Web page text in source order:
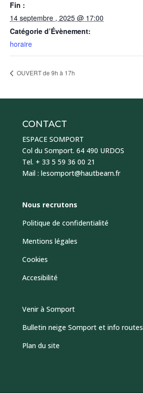
Fin :
14 septembre , 2025 @ 17:00
Catégorie d’Évènement:
horaire
OUVERT de 9h à 17h
CONTACT
ESPACE SOMPORT
Col du Somport. 64 490 URDOS
Tel. + 33 5 59 36 00 21
Mail : lesomport@hautbearn.fr
Nous recrutons
Politique de confidentialité
Mentions légales
Cookies
Accesibilité
Venir à Somport
Bulletin neige Somport et info routes
Plan du site